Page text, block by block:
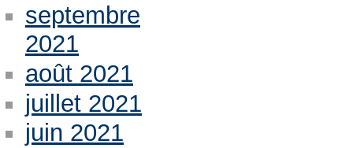
septembre
2021
août 2021
juillet 2021
juin 2021